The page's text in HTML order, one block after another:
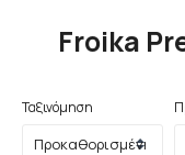
Froika
Ταξινόμηση